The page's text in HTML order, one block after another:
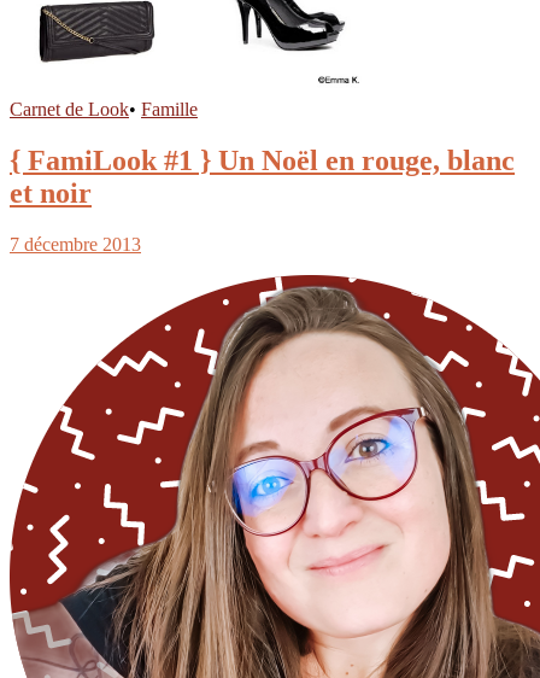
Carnet de Look• Famille
{ FamiLook #1 } Un Noël en rouge, blanc
et noir
7 décembre 2013